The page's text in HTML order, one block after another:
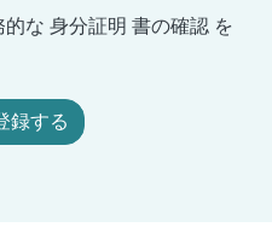
な 身分証明 書の確認 を
録する